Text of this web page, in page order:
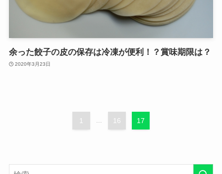
余った餃子の皮の保存は冷凍が便利！？賞味期限は？
2020年3月23日
1 16 17